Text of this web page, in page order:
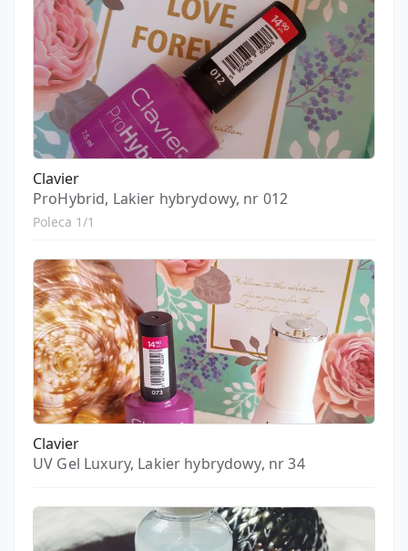
Clavier
ProHybrid, Lakier hybrydowy, nr 012
Poleca 1/1
Clavier
UV Gel Luxury, Lakier hybrydowy, nr 34